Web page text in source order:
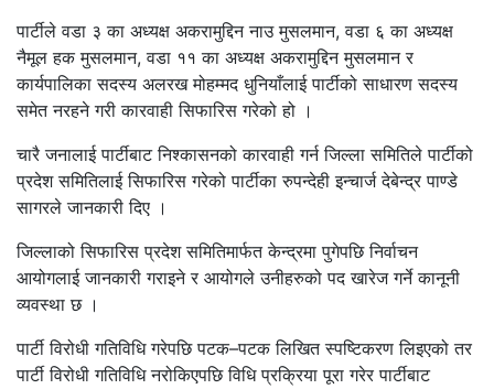
पार्टीले वडा ३ का अध्यक्ष अकरामुद्दिन नाउ मुसलमान, वडा ६ का अध्यक्ष
नैमूल हक मुसलमान, वडा ११ का अध्यक्ष अकरामुद्दिन मुसलमान र
कार्यपालिका सदस्य अलरख मोहम्मद धुनियाँलाई पार्टीको साधारण सदस्य
समेत नरहने गरी कारवाही सिफारिस गरेको हो ।
चारै जनालाई पार्टीबाट निश्कासनको कारवाही गर्न जिल्ला समितिले पार्टीको
प्रदेश समितिलाई सिफारिस गरेको पार्टीका रुपन्देही इन्चार्ज देबेन्द्र पाण्डे
सागरले जानकारी दिए ।
जिल्लाको सिफारिस प्रदेश समितिमार्फत केन्द्रमा पुगेपछि निर्वाचन
आयोगलाई जानकारी गराइने र आयोगले उनीहरुको पद खारेज गर्ने कानूनी
व्यवस्था छ ।
पार्टी विरोधी गतिविधि गरेपछि पटक–पटक लिखित स्पष्टिकरण लिइएको तर
पार्टी विरोधी गतिविधि नरोकिएपछि विधि प्रक्रिया पूरा गरेर पार्टीबाट